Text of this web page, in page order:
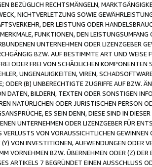
BEZÜGLICH RECHTSMÄNGELN,
NICHTVERLETZUNG SOWIE
DER LEISTUNG ODER
FUNKTIONEN, DEN
UNTERNEHMEN ODER LIZENZGEBER
BZW. AUF BESTIMMTE ART UND
ODER FREI VON SCHÄDLICHEN
UNGENAUIGKEITEN, VIREN,
ODER (B) UNBERECHTIGTE ZUGRIFFE AUF BZW.
DATEN, BILDERN, TEXTEN ODER SONSTIGEN
NATÜRLICHEN ODER JURISTISCHEN PERSON
ES SEIN DENN, DIESE SIND IN
UNTERNEHMEN ODER LIZENZGEBER FÜR
VERLUSTS VON VORAUSSICHTLICHEN
VON INVESTITIONEN, AUFWENDUNGEN ODER
VORNEHMEN BZW. ÜBERNEHMEN ODER (Z)
ARTIKELS 7 BEGRÜNDET EINEN AUSSCHLUSS